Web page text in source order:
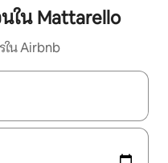
น Mattarello
น Airbnb
ปัด เพื่อสำรวจผลการค้นหา